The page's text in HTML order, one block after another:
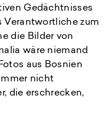
Gedächtnisses
Verantwortliche zum
die Bilder von
wäre niemand
aus Bosnien
nicht
die erschrecken,